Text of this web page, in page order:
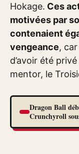
Hokage. Ces
motivées par
contenaient
vengeance,
d’avoir été
mentor, le
Dragon Ball
Crunchyroll